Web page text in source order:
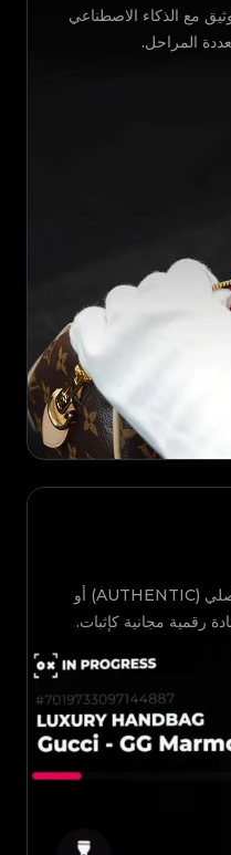
مع الذكاء الاصطناعي
المراحل.
احصل على حكم واضح وموجز: أصلي (AUTHENTIC) أو